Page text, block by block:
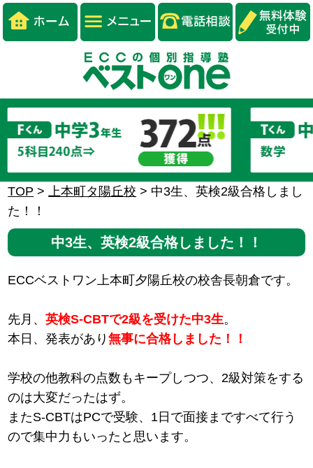
TOP >上本町タ陽丘校 > 中3生、英検2級合格しまし
た！！
中3生、英検2級合格しました！！
ECCベストワン上本町夕陽丘校の校舎長朝倉です。
先月、英検S-CBTで2級を受けた中3生。
本日、発表があり無事に合格しました！！
学校の他教科の点数もキープしつつ、2級対策をする
のは大変だったはず。
またS-CBTはPCで受験、1日で面接まですべて行う
ので集中力もいったと思います。